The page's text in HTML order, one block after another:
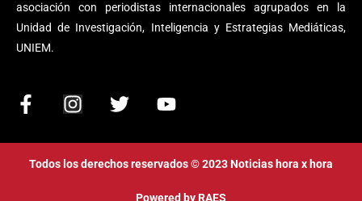
asociación con periodistas internacionales agrupados en la
Unidad de Investigación, Inteligencia y Estrategias Mediáticas,
UNIEM.
F
c
e
I
s
t
T
i
t
Y
u
t
Todos los derechos reservados © 2023 Noticias hora x hora
Powered byRAES